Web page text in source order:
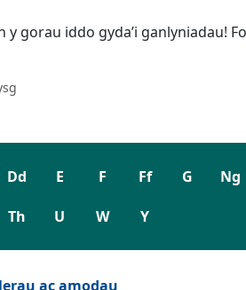
gorau iddo gyda’i ganlyniadau!
Dd E F Ff G Ng
Th U W Y
ac amodau